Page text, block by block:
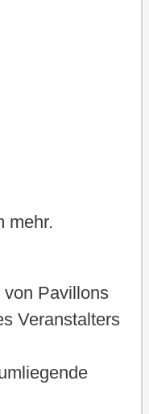
mehr.
von Pavillons
Veranstalters